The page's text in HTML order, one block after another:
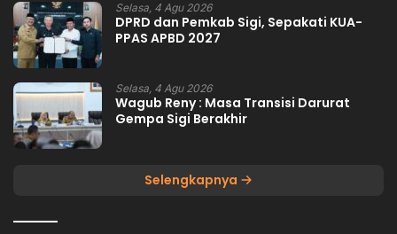
Selasa, 4 Agu 2026
DPRD dan Pemkab Sigi, Sepakati KUA-
PPAS APBD 2027
Selasa, 4 Agu 2026
Wagub Reny : Masa Transisi Darurat
Gempa Sigi Berakhir
Selengkapnya